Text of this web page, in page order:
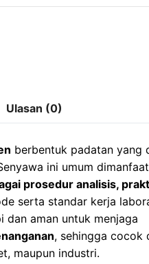
Ulasan (0)
berbentuk padatan yang
ini umum
prosedur analisis,
serta standar kerja
dan aman untuk menjaga
, sehingga cocok
maupun industri.